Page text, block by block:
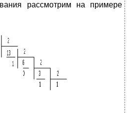
рассмотрим на примере